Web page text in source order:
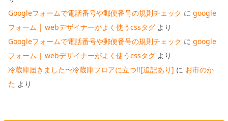
Googleフォームで電話番号や郵便番号の規則チェック に google
フォーム | webデザイナーがよく使うcssタグ より
Googleフォームで電話番号や郵便番号の規則チェック に google
フォーム | webデザイナーがよく使うcssタグ より
冷蔵庫届きました〜冷蔵庫フロアに立つ!![追記あり] に お市のか
た より